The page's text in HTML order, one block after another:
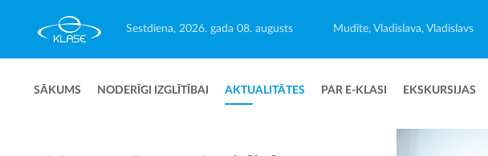
Sestdiena, 2026. gada 08. augusts Mudīte, Vladislava, Vladislavs
SĀKUMS NODERĪGI IZGLĪTĪBAI AKTUALITĀTES PAR E-KLASI EKSKURSIJAS